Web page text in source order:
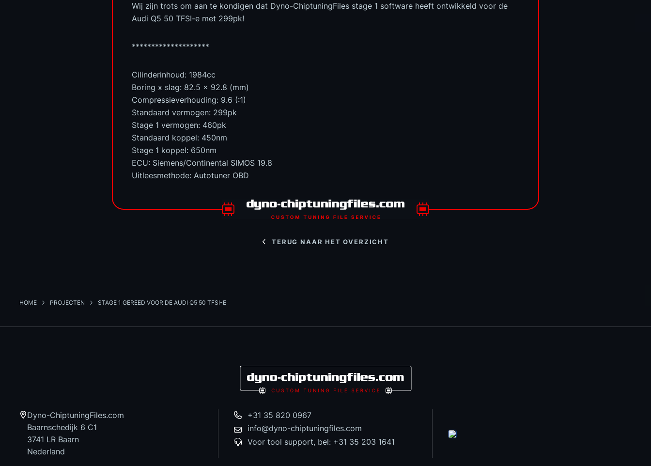
Wij zijn trots om aan te kondigen dat Dyno-ChiptuningFiles stage 1 software heeft ontwikkeld voor de
Audi Q5 50 TFSI-e met 299pk!
********************
Cilinderinhoud: 1984cc
Boring x slag: 82.5 x 92.8 (mm)
Compressieverhouding: 9.6 (:1)
Standaard vermogen: 299pk
Stage 1 vermogen: 460pk
Standaard koppel: 450nm
Stage 1 koppel: 650nm
ECU: Siemens/Continental SIMOS 19.8
Uitleesmethode: Autotuner OBD
TERUG NAAR HET OVERZICHT
HOME PROJECTEN STAGE 1 GEREED VOOR DE AUDI Q5 50 TFSI-E
Dyno-ChiptuningFiles.com
Baarnschedijk 6 C1
3741 LR Baarn
Nederland
+31 35 820 0967
info@dyno-chiptuningfiles.com
Voor tool support, bel: +31 35 203 1641